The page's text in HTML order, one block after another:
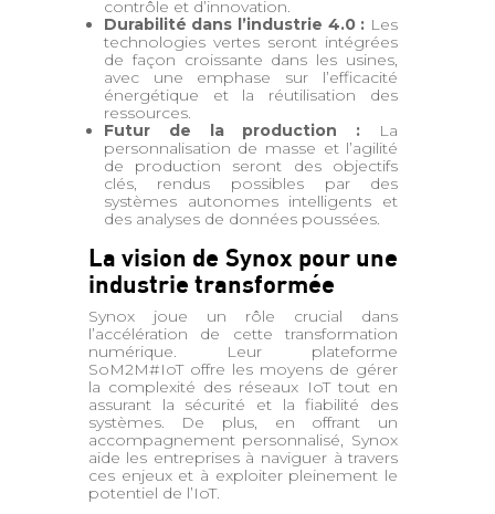
contrôle et d’innovation.
Durabilité dans l’industrie 4.0 : Les
technologies vertes seront intégrées
de façon croissante dans les usines,
avec une emphase sur l’efficacité
énergétique et la réutilisation des
ressources.
Futur de la production : La
personnalisation de masse et l’agilité
de production seront des objectifs
clés, rendus possibles par des
systèmes autonomes intelligents et
des analyses de données poussées.
La vision de Synox pour une
industrie transformée
Synox joue un rôle crucial dans
l’accélération de cette transformation
numérique. Leur plateforme
SoM2M#IoT offre les moyens de gérer
la complexité des réseaux IoT tout en
assurant la sécurité et la fiabilité des
systèmes. De plus, en offrant un
accompagnement personnalisé, Synox
aide les entreprises à naviguer à travers
ces enjeux et à exploiter pleinement le
potentiel de l’IoT.